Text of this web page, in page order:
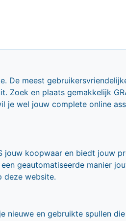
De meest
Zoek en plaats gemakkelijk
je wel jouw complete online
jouw koopwaar en biedt jouw
geautomatiseerde manier
deze website.
nieuwe en gebruikte spullen